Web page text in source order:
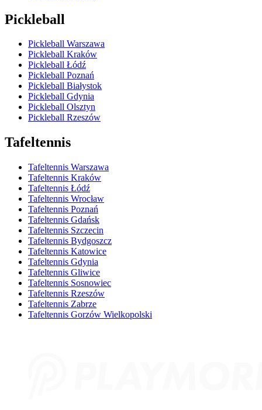
Pickleball
Pickleball Warszawa
Pickleball Kraków
Pickleball Łódź
Pickleball Poznań
Pickleball Białystok
Pickleball Gdynia
Pickleball Olsztyn
Pickleball Rzeszów
Tafeltennis
Tafeltennis Warszawa
Tafeltennis Kraków
Tafeltennis Łódź
Tafeltennis Wrocław
Tafeltennis Poznań
Tafeltennis Gdańsk
Tafeltennis Szczecin
Tafeltennis Bydgoszcz
Tafeltennis Katowice
Tafeltennis Gdynia
Tafeltennis Gliwice
Tafeltennis Sosnowiec
Tafeltennis Rzeszów
Tafeltennis Zabrze
Tafeltennis Gorzów Wielkopolski